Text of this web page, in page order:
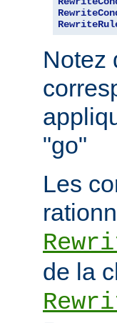
Notez
"go"
Les
de la